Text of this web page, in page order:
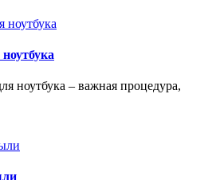
ноутбука – важная процедура,